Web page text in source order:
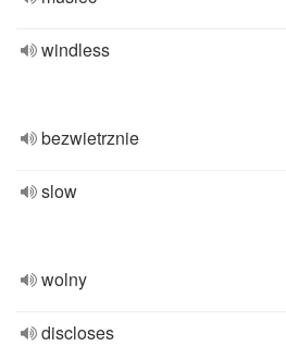
windless
bezwietrznie
slow
wolny
discloses